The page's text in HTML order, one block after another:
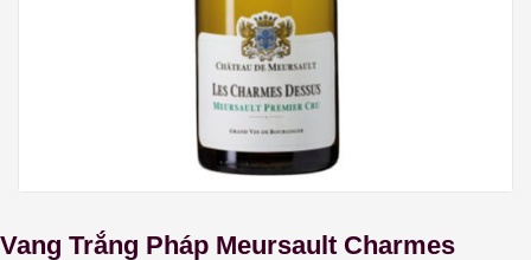
Vang Trắng Pháp Meursault Charmes